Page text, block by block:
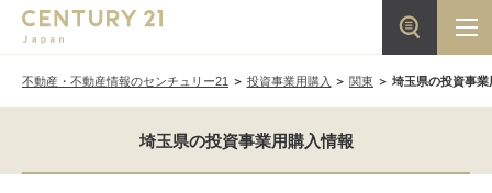
不動産・不動産情報のセンチュリー21 投資事業用購入 関東 埼玉県の投資事業
埼玉県の投資事業用購入情報